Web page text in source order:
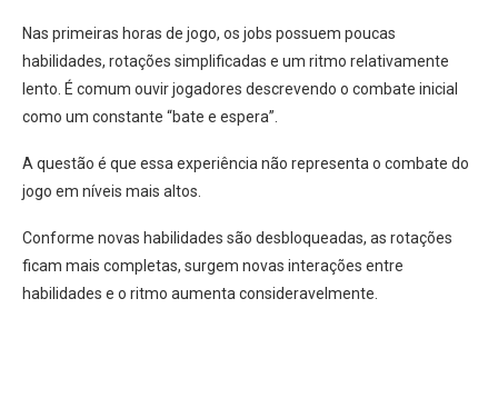
Nas primeiras horas de jogo, os jobs possuem poucas
habilidades, rotações simplificadas e um ritmo relativamente
lento. É comum ouvir jogadores descrevendo o combate inicial
como um constante “bate e espera”.
A questão é que essa experiência não representa o combate do
jogo em níveis mais altos.
Conforme novas habilidades são desbloqueadas, as rotações
ficam mais completas, surgem novas interações entre
habilidades e o ritmo aumenta consideravelmente.